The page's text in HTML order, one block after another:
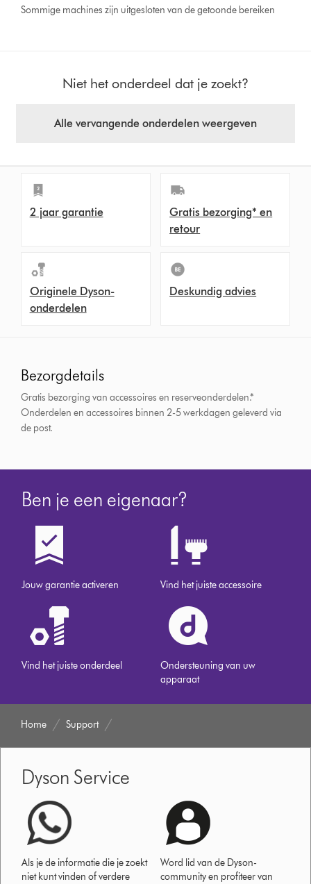
Sommige machines zijn uitgesloten van de getoonde bereiken
Niet het onderdeel dat je zoekt?
Alle vervangende onderdelen weergeven
2 jaar garantie
Gratis bezorging* en
retour
Originele Dyson-
onderdelen
Deskundig advies
Bezorgdetails
Gratis bezorging van accessoires en reserveonderdelen.*
Onderdelen en accessoires binnen 2-5 werkdagen geleverd via
de post.
Ben je een eigenaar?
Jouw garantie activeren Vind het juiste accessoire
Vind het juiste onderdeel
Ondersteuning van uw
apparaat
Home Support
Dyson Service
Als je de informatie die je zoekt
niet kunt vinden of verdere
Word lid van de Dyson-
community en profiteer van